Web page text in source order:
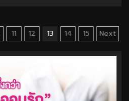
11 12 13 14 15 Next